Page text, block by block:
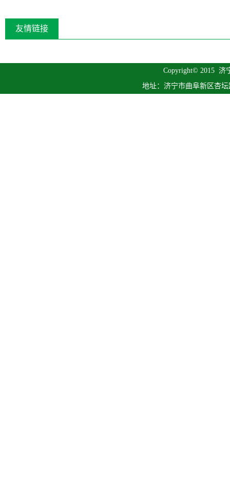
友情链接
Copyright© 2015 济
地址：济宁市曲阜新区杏